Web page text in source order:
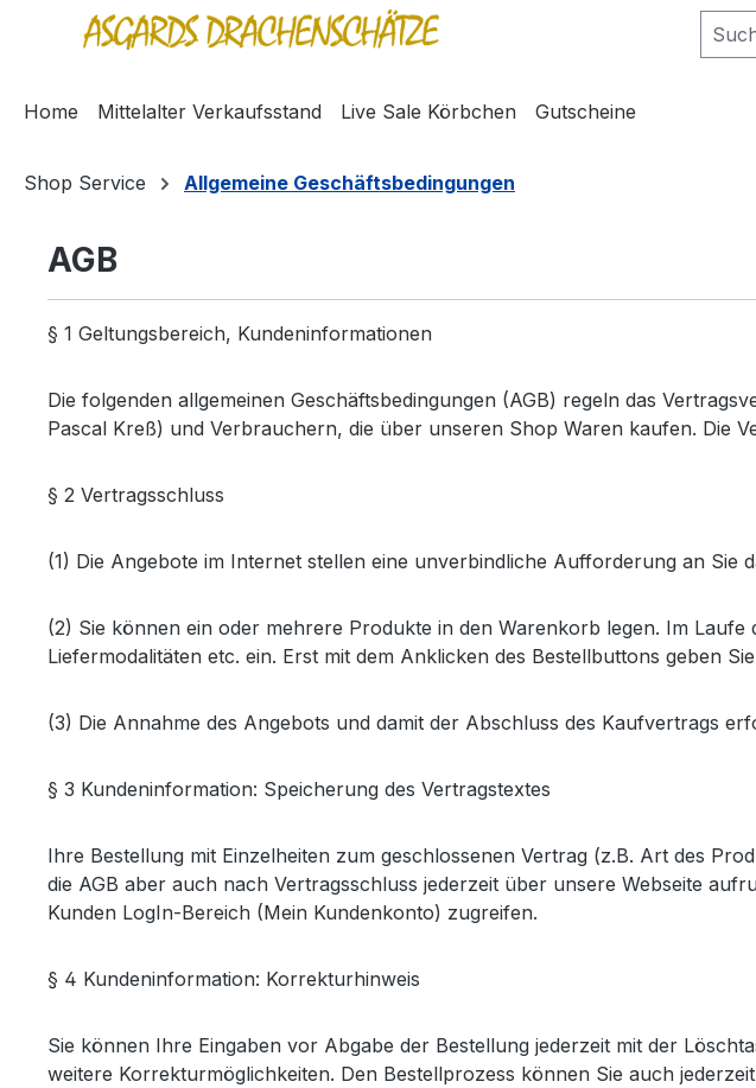
Zur Hauptnavigation springen
Home Mittelalter Verkaufsstand Live Sale Körbchen Gutscheine
Shop Service Allgemeine Geschäftsbedingungen
AGB
§ 1 Geltungsbereich, Kundeninformationen
Die folgenden allgemeinen Geschäftsbedingungen (AGB) regeln das
Pascal Kreß) und Verbrauchern, die über unseren Shop Waren kaufen. Die
§ 2 Vertragsschluss
(1) Die Angebote im Internet stellen eine unverbindliche Aufforderung an Sie
(2) Sie können ein oder mehrere Produkte in den Warenkorb legen. Im
Liefermodalitäten etc. ein. Erst mit dem Anklicken des Bestellbuttons geben
(3) Die Annahme des Angebots und damit der Abschluss des Kaufvertrags
§ 3 Kundeninformation: Speicherung des Vertragstextes
Ihre Bestellung mit Einzelheiten zum geschlossenen Vertrag (z.B. Art des
die AGB aber auch nach Vertragsschluss jederzeit über unsere Webseite
Kunden LogIn-Bereich (Mein Kundenkonto) zugreifen.
§ 4 Kundeninformation: Korrekturhinweis
Sie können Ihre Eingaben vor Abgabe der Bestellung jederzeit mit der
weitere Korrekturmöglichkeiten. Den Bestellprozess können Sie auch